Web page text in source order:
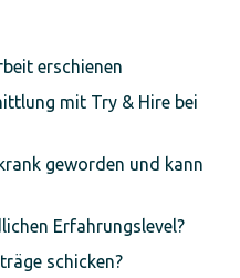
erschienen
mit Try & Hire bei
geworden und kann
Erfahrungslevel?
schicken?